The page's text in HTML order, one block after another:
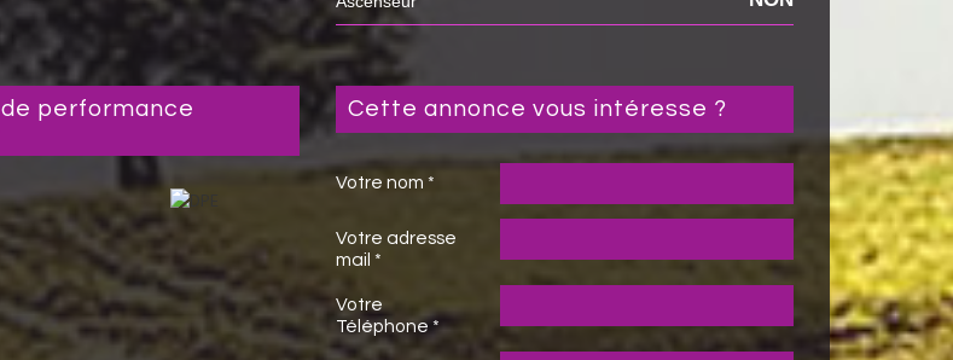
cette annonce vous intéresse ?
Votre nom *
Votre adresse
mail *
Votre
Téléphone *